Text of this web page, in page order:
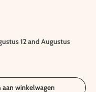
12 and Augustus
aan winkelwagen